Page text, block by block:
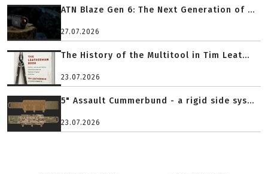
ATN Blaze Gen 6: The Next Generation of ...
27.07.2026
The History of the Multitool in Tim Leat...
23.07.2026
5" Assault Cummerbund - a rigid side sys...
23.07.2026